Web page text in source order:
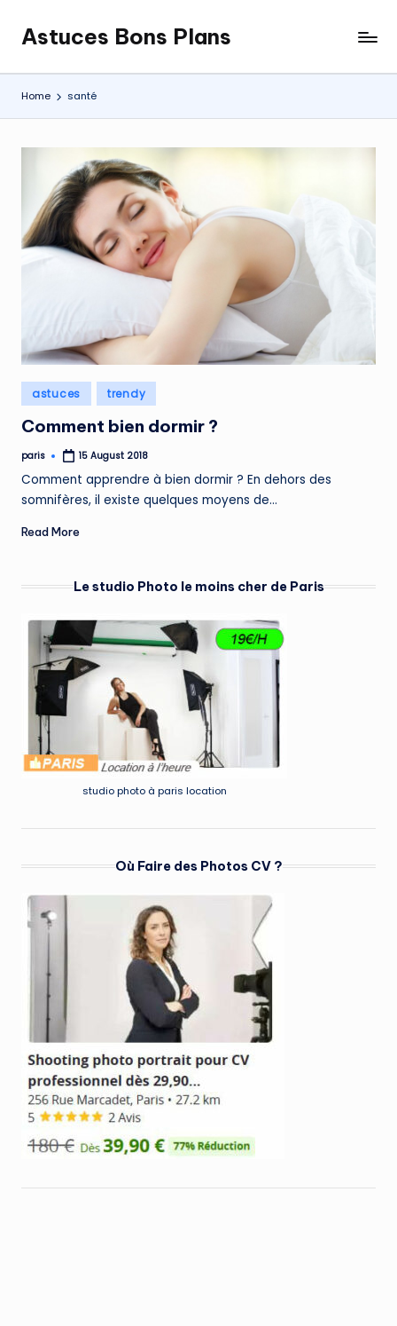
Skip
content
Astuces Bons Plans
Home santé
Posted
in
astuces trendy
Comment bien dormir ?
Posted
paris 15 August 2018
Comment apprendre à bien dormir ? En dehors des
somnifères, il existe quelques moyens de…
Read More
Le studio Photo le moins cher de Paris
studio photo à paris location
Où Faire des Photos CV ?